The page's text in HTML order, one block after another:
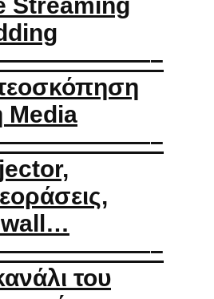
Media
του